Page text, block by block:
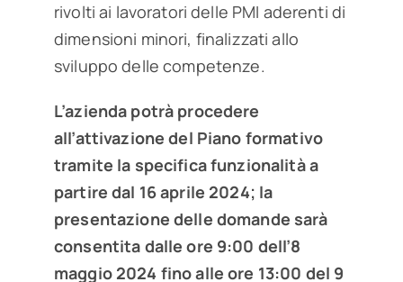
rivolti ai lavoratori delle PMI aderenti di
dimensioni minori, finalizzati allo
sviluppo delle competenze.
L’azienda potrà procedere
all’attivazione del Piano formativo
tramite la specifica funzionalità a
partire dal 16 aprile 2024; la
presentazione delle domande sarà
consentita dalle ore 9:00 dell’8
maggio 2024 fino alle ore 13:00 del 9